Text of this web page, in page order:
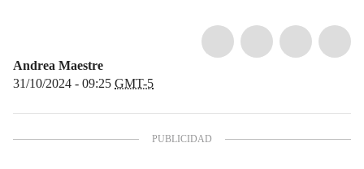
Andrea Maestre
31/10/2024 - 09:25 GMT-5